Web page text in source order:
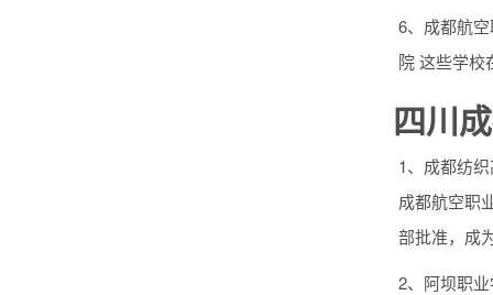
6、成都航
院 这些学校
四川
1、成都纺
成都航空职
部批准，成
2、阿坝职